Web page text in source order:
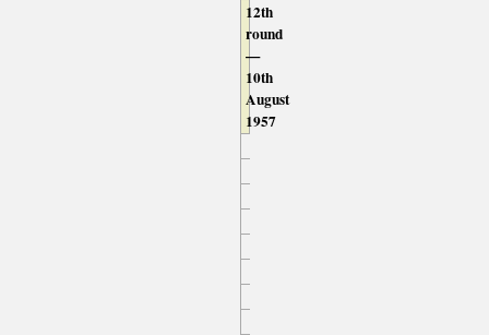
12th
round
—
10th
August
1957